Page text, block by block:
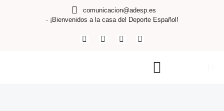
comunicacion@adesp.es
- ¡Bienvenidos a la casa del Deporte Español!